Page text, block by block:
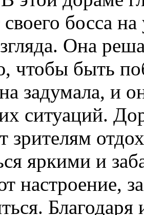
своего босса
Она
чтобы быть
задумала, и
ситуаций.
зрителям
яркими и
настроение,